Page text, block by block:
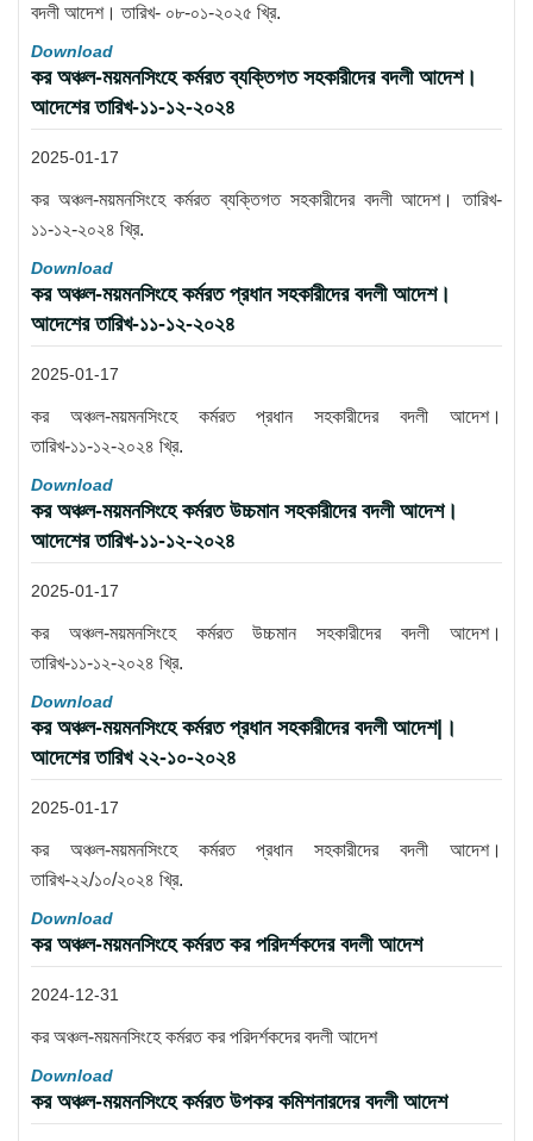
বদলী আদেশ। তারিখ- ০৮-০১-২০২৫ খ্রি.
Download
কর অঞ্চল-ময়মনসিংহে কর্মরত ব্যক্তিগত সহকারীদের বদলী আদেশ।
আদেশের তারিখ-১১-১২-২০২৪
2025-01-17
কর অঞ্চল-ময়মনসিংহে কর্মরত ব্যক্তিগত সহকারীদের বদলী আদেশ। তারিখ-
১১-১২-২০২৪ খ্রি.
Download
কর অঞ্চল-ময়মনসিংহে কর্মরত প্রধান সহকারীদের বদলী আদেশ।
আদেশের তারিখ-১১-১২-২০২৪
2025-01-17
কর অঞ্চল-ময়মনসিংহে কর্মরত প্রধান সহকারীদের বদলী আদেশ।
তারিখ-১১-১২-২০২৪ খ্রি.
Download
কর অঞ্চল-ময়মনসিংহে কর্মরত উচ্চমান সহকারীদের বদলী আদেশ।
আদেশের তারিখ-১১-১২-২০২৪
2025-01-17
কর অঞ্চল-ময়মনসিংহে কর্মরত উচ্চমান সহকারীদের বদলী আদেশ।
তারিখ-১১-১২-২০২৪ খ্রি.
Download
কর অঞ্চল-ময়মনসিংহে কর্মরত প্রধান সহকারীদের বদলী আদেশ|।
আদেশের তারিখ ২২-১০-২০২৪
2025-01-17
কর অঞ্চল-ময়মনসিংহে কর্মরত প্রধান সহকারীদের বদলী আদেশ।
তারিখ-২২/১০/২০২৪ খ্রি.
Download
কর অঞ্চল-ময়মনসিংহে কর্মরত কর পরিদর্শকদের বদলী আদেশ
2024-12-31
কর অঞ্চল-ময়মনসিংহে কর্মরত কর পরিদর্শকদের বদলী আদেশ
Download
কর অঞ্চল-ময়মনসিংহে কর্মরত উপকর কমিশনারদের বদলী আদেশ